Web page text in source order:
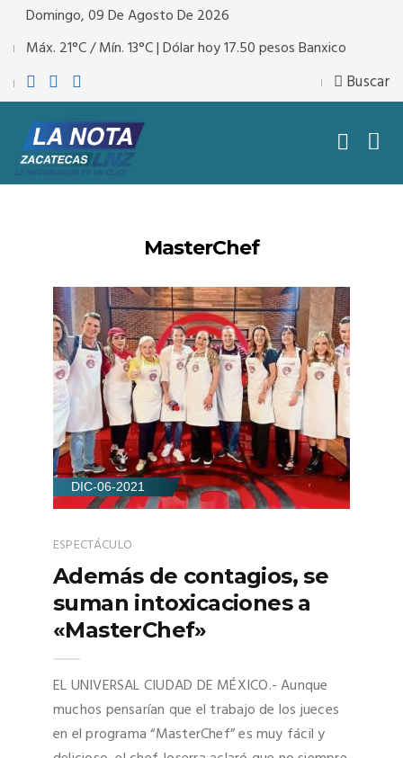
Domingo, 09 De Agosto De 2026
Máx. 21°C / Mín. 13°C | Dólar hoy 17.50 pesos Banxico
Buscar
MasterChef
DIC-06-2021
ESPECTÁCULO
Además de contagios, se
suman intoxicaciones a
«MasterChef»
EL UNIVERSAL CIUDAD DE MÉXICO.- Aunque
muchos pensarían que el trabajo de los jueces
en el programa “MasterChef” es muy fácil y